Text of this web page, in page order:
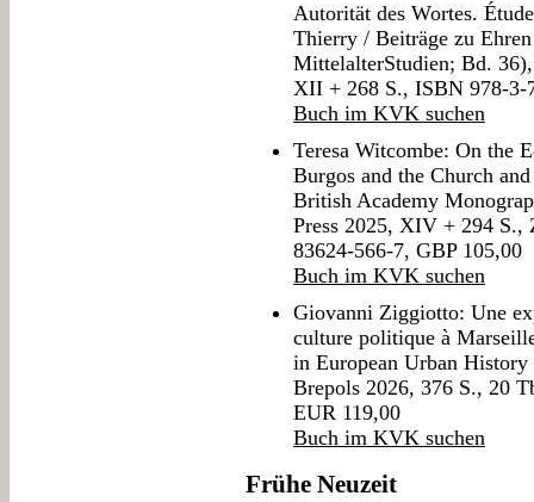
Autorität des Wortes.
Thierry / Beiträge zu
MittelalterStudien; Bd.
XII + 268 S., ISBN 978-3-
Buch im KVK suchen
Teresa Witcombe: On the
Burgos and the Church
British Academy
Press 2025, XIV + 294
83624-566-7, GBP 105,00
Buch im KVK suchen
Giovanni Ziggiotto: Une
culture politique à
in European Urban
Brepols 2026, 376 S., 20
EUR 119,00
Buch im KVK suchen
Frühe Neuzeit